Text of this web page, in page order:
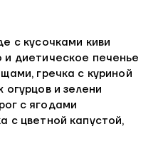
с кусочками киви
и диетическое печенье
гречка с куриной
огурцов и зелени
с ягодами
с цветной капустой,